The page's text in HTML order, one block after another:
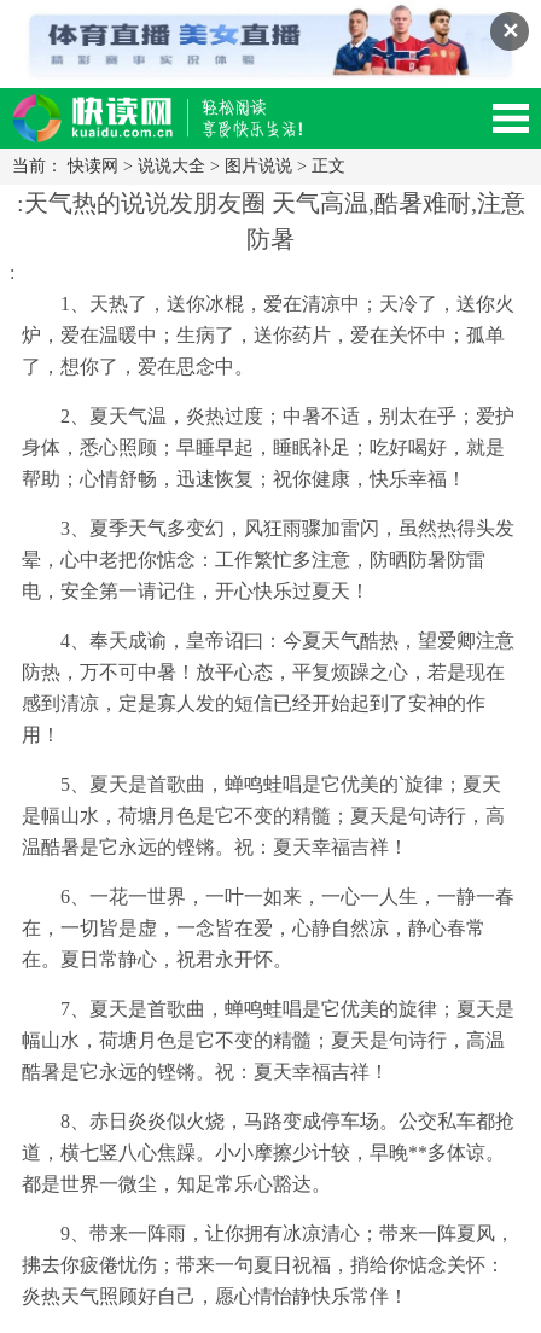
✕
读网-轻松阅读,快乐生活移动版
当前：快读网 > 说说大全 > 图片说说 > 正文
:天气热的说说发朋友圈 天气高温,酷暑难耐,注意
防暑
:
1、天热了，送你冰棍，爱在清凉中；天冷了，送你火
炉，爱在温暖中；生病了，送你药片，爱在关怀中；孤单
了，想你了，爱在思念中。
2、夏天气温，炎热过度；中暑不适，别太在乎；爱护
身体，悉心照顾；早睡早起，睡眠补足；吃好喝好，就是
帮助；心情舒畅，迅速恢复；祝你健康，快乐幸福！
3、夏季天气多变幻，风狂雨骤加雷闪，虽然热得头发
晕，心中老把你惦念：工作繁忙多注意，防晒防暑防雷
电，安全第一请记住，开心快乐过夏天！
4、奉天成谕，皇帝诏曰：今夏天气酷热，望爱卿注意
防热，万不可中暑！放平心态，平复烦躁之心，若是现在
感到清凉，定是寡人发的短信已经开始起到了安神的作
用！
5、夏天是首歌曲，蝉鸣蛙唱是它优美的`旋律；夏天
是幅山水，荷塘月色是它不变的精髓；夏天是句诗行，高
温酷暑是它永远的铿锵。祝：夏天幸福吉祥！
6、一花一世界，一叶一如来，一心一人生，一静一春
在，一切皆是虚，一念皆在爱，心静自然凉，静心春常
在。夏日常静心，祝君永开怀。
7、夏天是首歌曲，蝉鸣蛙唱是它优美的旋律；夏天是
幅山水，荷塘月色是它不变的精髓；夏天是句诗行，高温
酷暑是它永远的铿锵。祝：夏天幸福吉祥！
8、赤日炎炎似火烧，马路变成停车场。公交私车都抢
道，横七竖八心焦躁。小小摩擦少计较，早晚**多体谅。
都是世界一微尘，知足常乐心豁达。
9、带来一阵雨，让你拥有冰凉清心；带来一阵夏风，
拂去你疲倦忧伤；带来一句夏日祝福，捎给你惦念关怀：
炎热天气照顾好自己，愿心情怡静快乐常伴！